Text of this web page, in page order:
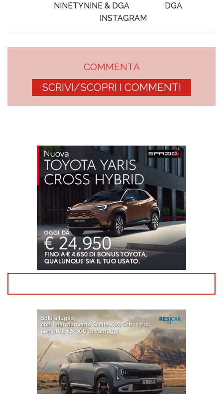
NINETYNINE & DGA
DGA
INSTAGRAM
COMMENTA
SCRIVI/SCOPRI I COMMENTI